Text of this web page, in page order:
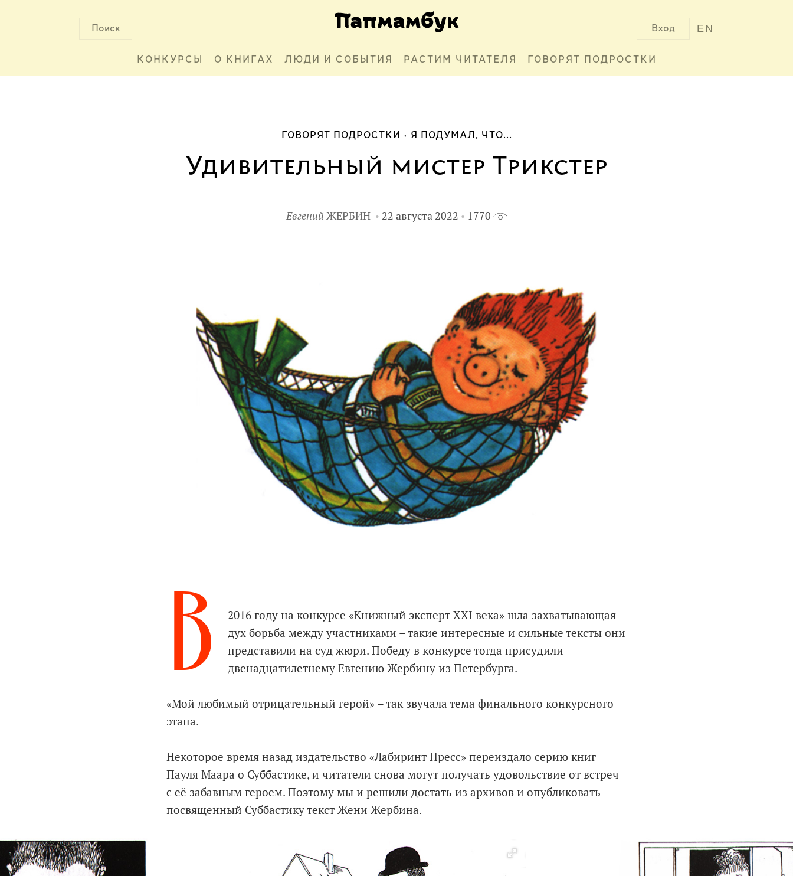
Поиск EN
Вход
КОНКУРСЫ О КНИГАХ ЛЮДИ И СОБЫТИЯ РАСТИМ ЧИТАТЕЛЯ ГОВОРЯТ ПОДРОСТКИ
ГОВОРЯТ ПОДРОСТКИ Я ПОДУМАЛ, ЧТО...
Удивительный мистер Трикстер
Евгений ЖЕРБИН 22 августа 2022 1770
В
2016 году на конкурсе «Книжный эксперт XXI века» шла захватывающая
дух борьба между участниками – такие интересные и сильные тексты они
представили на суд жюри. Победу в конкурсе тогда присудили
двенадцатилетнему Евгению Жербину из Петербурга.
«Мой любимый отрицательный герой» – так звучала тема финального конкурсного
этапа.
Некоторое время назад издательство «Лабиринт Пресс» переиздало серию книг
Пауля Маара о Суббастике, и читатели снова могут получать удовольствие от встреч
с её забавным героем. Поэтому мы и решили достать из архивов и опубликовать
посвященный Суббастику текст Жени Жербина.